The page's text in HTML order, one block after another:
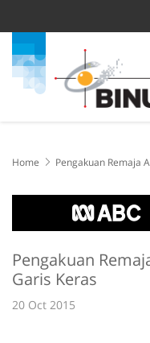
Home Pengakuan Remaja
Pengakuan
Garis Keras
20 Oct 2015